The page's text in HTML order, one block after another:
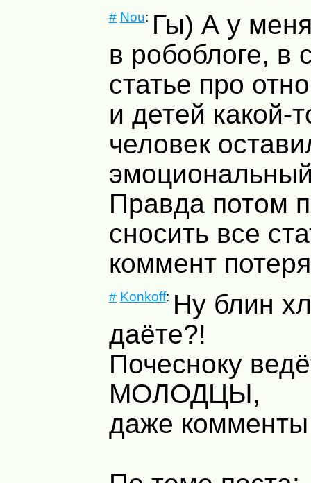
# Nou: Гы) А у
в робоблоге, в
статье про
и детей какой-
человек
Правда потом
сносить все
коммент
# Konkoff: Ну блин
даёте?!
Почесноку
МОЛОДЦЫ,
даже комменты